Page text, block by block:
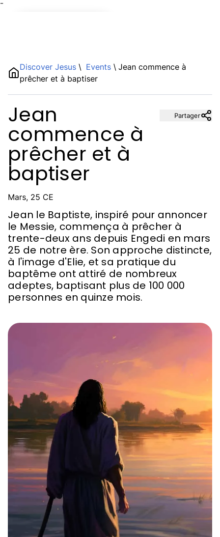
¯
Discover Jesus \ Events \ Jean commence à
prêcher et à baptiser
Jean
commence à
prêcher et à
baptiser
Mars, 25 CE
Jean le Baptiste, inspiré pour annoncer
le Messie, commença à prêcher à
trente-deux ans depuis Engedi en mars
25 de notre ère. Son approche distincte,
à l'image d'Elie, et sa pratique du
baptême ont attiré de nombreux
adeptes, baptisant plus de 100 000
personnes en quinze mois.
Partager
Description